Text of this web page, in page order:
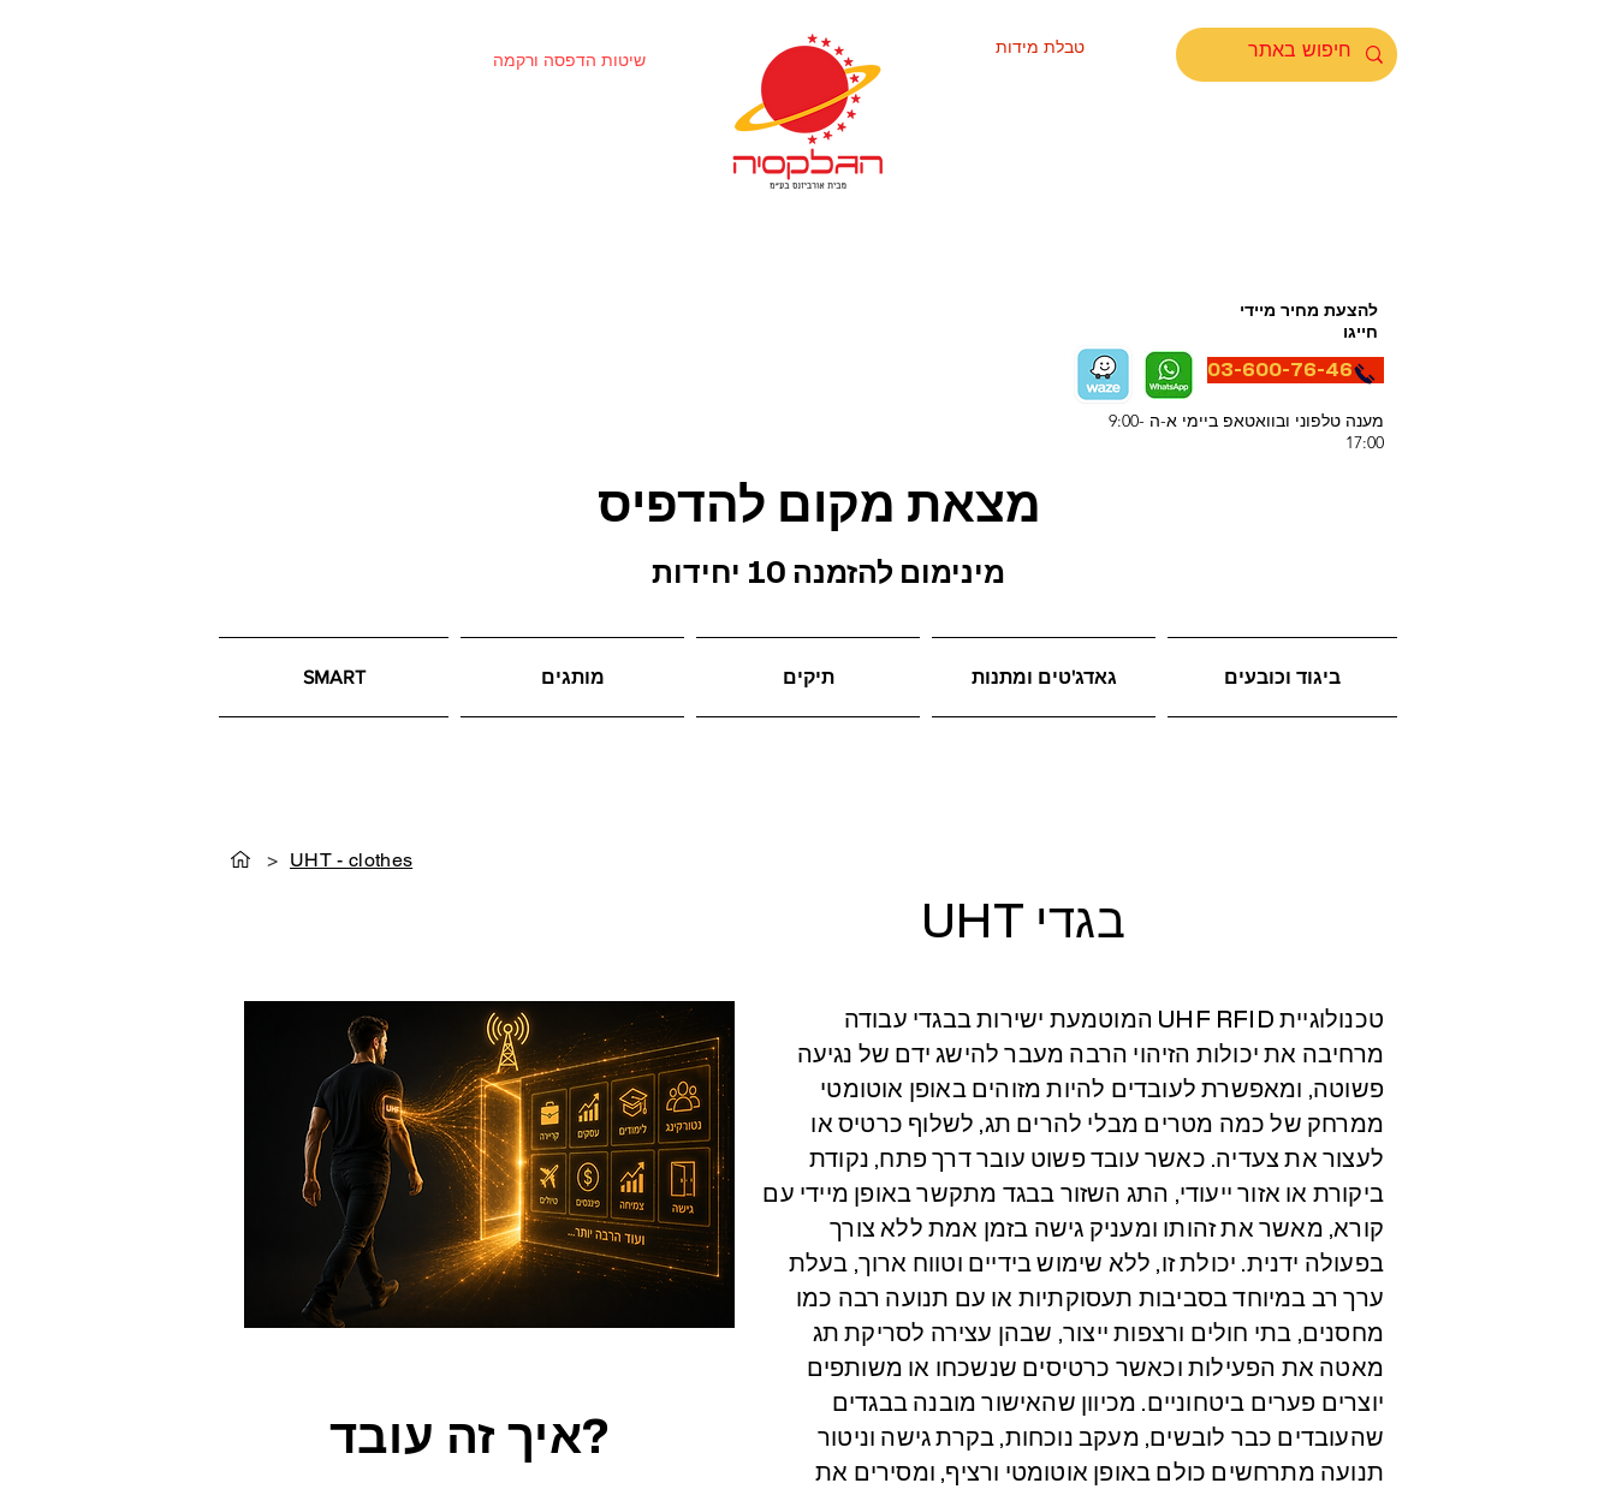
שיטות הדפסה ורקמה
טבלת מידות
להצעת מחיר מיידי
חייגו
03-600-76-46
מענה טלפוני ובוואטאפ ביימי א-ה 9:00-
17:00
מצאת מקום להדפיס
מינימום להזמנה 10 יחידות
ביגוד וכובעים גאדג'טים ומתנות תיקים מותגים SMART
> UHT - clothes
איך זה עובד?
בגדי UHT
טכנולוגיית UHF RFID המוטמעת ישירות בבגדי עבודה
מרחיבה את יכולות הזיהוי הרבה מעבר להישג ידם של נגיעה
פשוטה, ומאפשרת לעובדים להיות מזוהים באופן אוטומטי
ממרחק של כמה מטרים מבלי להרים תג, לשלוף כרטיס או
לעצור את צעדיה. כאשר עובד פשוט עובר דרך פתח, נקודת
ביקורת או אזור ייעודי, התג השזור בבגד מתקשר באופן מיידי עם
קורא, מאשר את זהותו ומעניק גישה בזמן אמת ללא צורך
בפעולה ידנית. יכולת זו, ללא שימוש בידיים וטווח ארוך, בעלת
ערך רב במיוחד בסביבות תעסוקתיות או עם תנועה רבה כמו
מחסנים, בתי חולים ורצפות ייצור, שבהן עצירה לסריקת תג
מאטה את הפעילות וכאשר כרטיסים שנשכחו או משותפים
יוצרים פערים ביטחוניים. מכיוון שהאישור מובנה בבגדים
שהעובדים כבר לובשים, מעקב נוכחות, בקרת גישה וניטור
תנועה מתרחשים כולם באופן אוטומטי ורציף, ומסירים את